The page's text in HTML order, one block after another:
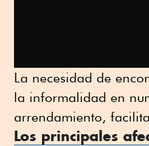
La necesidad de
la informalidad en
arrendamiento,
Los principales